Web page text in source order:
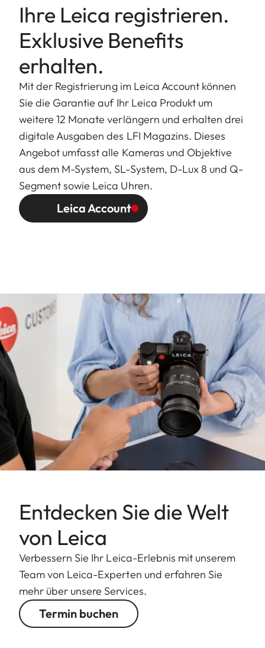
Ihre Leica registrieren.
Exklusive Benefits
erhalten.
Mit der Registrierung im Leica Account können
Sie die Garantie auf Ihr Leica Produkt um
weitere 12 Monate verlängern und erhalten drei
digitale Ausgaben des LFI Magazins. Dieses
Angebot umfasst alle Kameras und Objektive
aus dem M-System, SL-System, D-Lux 8 und Q-
Segment sowie Leica Uhren.
Leica Account
Entdecken Sie die Welt
von Leica
Verbessern Sie Ihr Leica-Erlebnis mit unserem
Team von Leica-Experten und erfahren Sie
mehr über unsere Services.
Termin buchen